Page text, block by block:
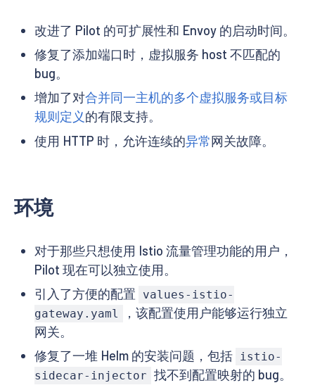
改进了 Pilot 的可扩展性和 Envoy 的启动时间。
修复了添加端口时，虚拟服务 host 不匹配的
bug。
增加了对合并同一主机的多个虚拟服务或目标
规则定义的有限支持。
使用 HTTP 时，允许连续的异常网关故障。
环境
对于那些只想使用 Istio 流量管理功能的用户，
Pilot 现在可以独立使用。
引入了方便的配置
values-istio-
gateway.yaml
，该配置使用户能够运行独立
网关。
修复了一堆 Helm 的安装问题，包括 istio-
sidecar-injector 找不到配置映射的 bug。